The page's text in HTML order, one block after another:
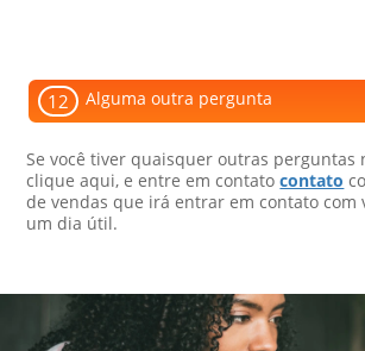
12 Alguma outra pergunta
Se você tiver quaisquer outras perguntas
clique aqui, e entre em contatocontato
de vendas que irá entrar em contato com
um dia útil.